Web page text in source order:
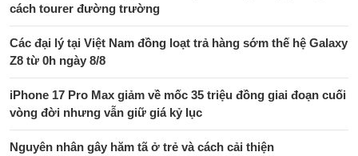
cách tourer đường trường
Các đại lý tại Việt Nam đồng loạt trả hàng sớm thế hệ Galaxy
Z8 từ 0h ngày 8/8
iPhone 17 Pro Max giảm về mốc 35 triệu đồng giai đoạn cuối
vòng đời nhưng vẫn giữ giá kỷ lục
Nguyên nhân gây hăm tã ở trẻ và cách cải thiện